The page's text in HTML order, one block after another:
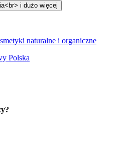
naturalne i organiczne